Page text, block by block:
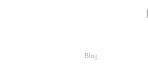
Blog